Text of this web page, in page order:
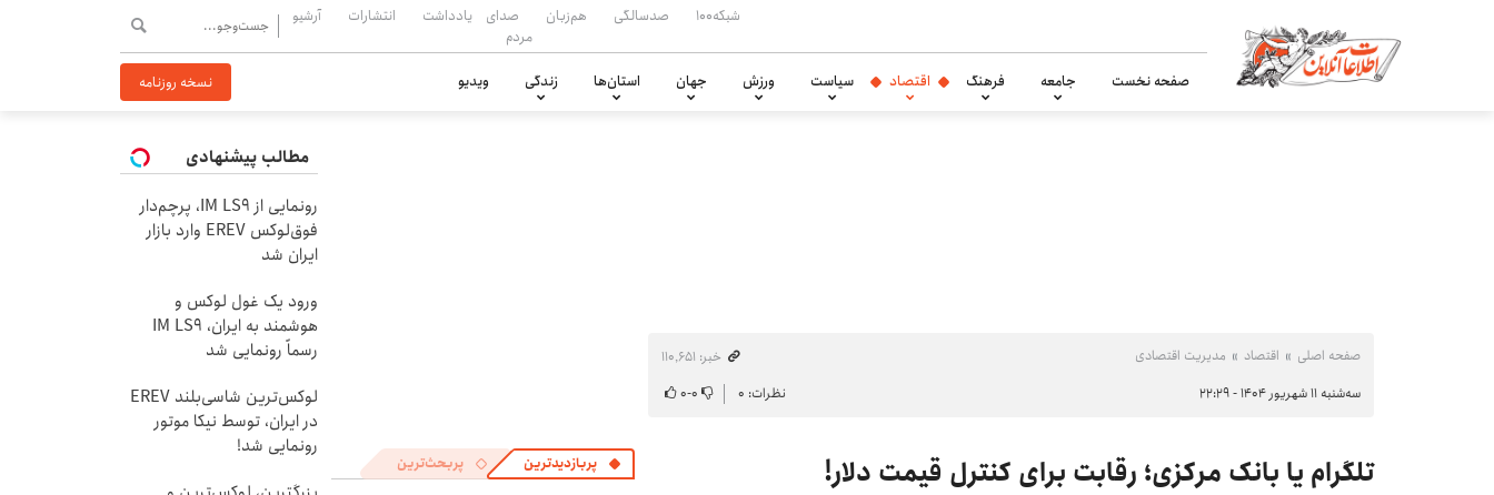
شبکه۱۰۰ صدسالگی هم‌زبان
صدای
مردم
یادداشت انتشارات آرشیو
صفحه نخست جامعه فرهنگ اقتصاد سیاست ورزش جهان استان‌ها زندگی ویدیو نسخه روزنامه
صفحه اصلی اقتصاد مدیریت اقتصادی
خبر: ۱۱۰٬۶۵۱
سه‌شنبه ۱۱ شهریور ۱۴۰۴ - ۲۲:۲۹
نظرات: ۰ ۰-۰
تلگرام یا بانک مرکزی؛ رقابت برای کنترل قیمت دلار! پربازدیدترین پربحث‌ترین
مطالب پیشنهادی
رونمایی از IM LS9، پرچم‌دار
فوق‌لوکس EREV وارد بازار
ایران شد
ورود یک غول لوکس و
هوشمند به ایران، IM LS9
رسماً رونمایی شد
لوکس‌ترین شاسی‌بلند EREV
در ایران، توسط نیکا موتور
رونمایی شد!